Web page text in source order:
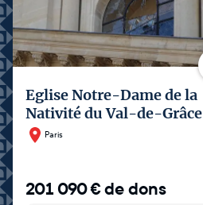
Eglise Notre-Dame de la
Nativité du Val-de-Grâce
Paris
201 090€de dons